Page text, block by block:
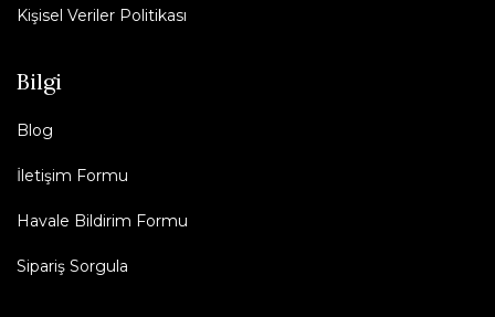
Kişisel Veriler Politikası
Bilgi
Blog
İletişim Formu
Havale Bildirim Formu
Sipariş Sorgula